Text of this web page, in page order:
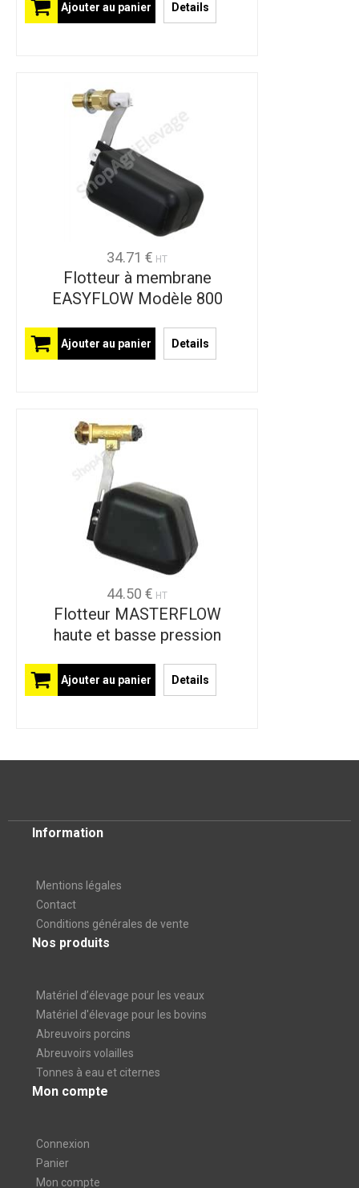
Ajouter au panier Details
34.71 € HT
Flotteur à membrane
EASYFLOW Modèle 800
Ajouter au panier Details
44.50 € HT
Flotteur MASTERFLOW
haute et basse pression
Ajouter au panier Details
Information
Mentions légales
Contact
Conditions générales de vente
Nos produits
Matériel d’élevage pour les veaux
Matériel d'élevage pour les bovins
Abreuvoirs porcins
Abreuvoirs volailles
Tonnes à eau et citernes
Mon compte
Connexion
Panier
Mon compte